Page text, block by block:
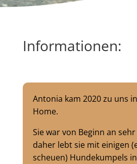
Informationen:
Antonia kam 2020 zu uns
Home.
Sie war von Beginn an
daher lebt sie mit einigen
scheuen) Hundekumpels